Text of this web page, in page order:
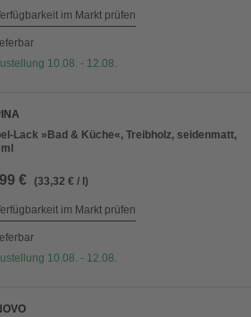
im Markt prüfen
10.08. - 12.08.
Lack »Bad & Küche«, Treibholz, seidenmatt,
€ (33,32 € / l)
im Markt prüfen
10.08. - 12.08.